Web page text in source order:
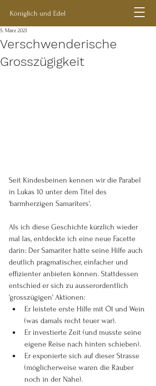
Königlich und Edel
Verschwenderische
Grosszügigkeit
5. März 2021
Seit Kindesbeinen kennen wir die Parabel
in Lukas 10 unter dem Titel des
'barmherzigen Samariters'.
Als ich diese Geschichte kürzlich wieder
mal las, entdeckte ich eine neue Facette
darin: Der Samariter hätte seine Hilfe auch
deutlich pragmatischer, einfacher und
effizienter anbieten können. Stattdessen
entschied er sich zu ausserordentlich
'grosszügigen' Aktionen:
Er leistete erste Hilfe mit Öl und Wein
(was damals recht teuer war).
Er investierte Zeit (und musste seine
eigene Reise nach hinten schieben).
Er exponierte sich auf dieser Strasse
(möglicherweise waren die Räuber
noch in der Nähe).